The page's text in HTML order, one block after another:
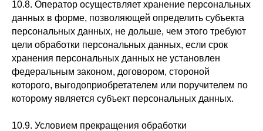
10.8. Оператор осуществляет хранение персональных
данных в форме, позволяющей определить субъекта
персональных данных, не дольше, чем этого требуют
цели обработки персональных данных, если срок
хранения персональных данных не установлен
федеральным законом, договором, стороной
которого, выгодоприобретателем или поручителем по
которому является субъект персональных данных.
10.9. Условием прекращения обработки